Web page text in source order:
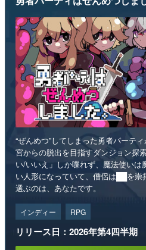
“ぜんめつ”してしまった勇者パーテ
宮からの脱出を目指すダンジョン探
い/いいえ」しか喋れず、魔法使い
い人形になっていて、僧侶は██を崇
選ぶのは、あなたです。
インディー RPG
リリース日：2026年第4四半期